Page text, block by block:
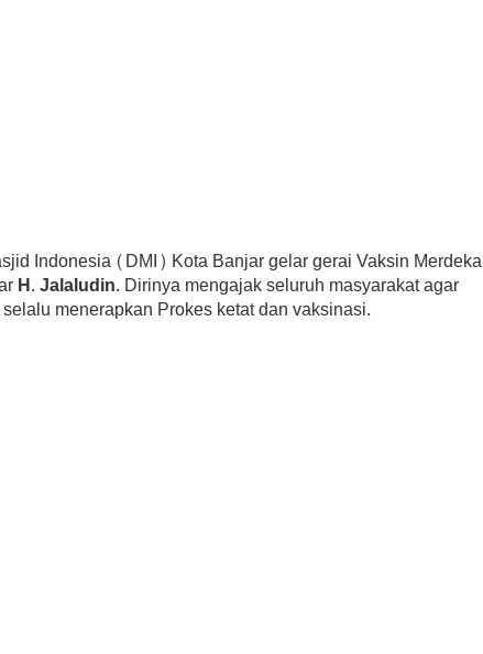
Indonesia (DMI) Kota Banjar gelar gerai Vaksin Merdeka
H. Jalaludin. Dirinya mengajak seluruh masyarakat agar
menerapkan Prokes ketat dan vaksinasi.